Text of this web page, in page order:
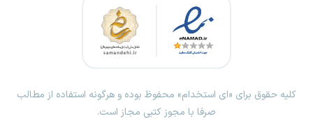
کلیه حقوق برای «ای استخدام» محفوظ بوده و هرگونه استفاده از مطالب
صرفا با مجوز کتبی مجاز است.